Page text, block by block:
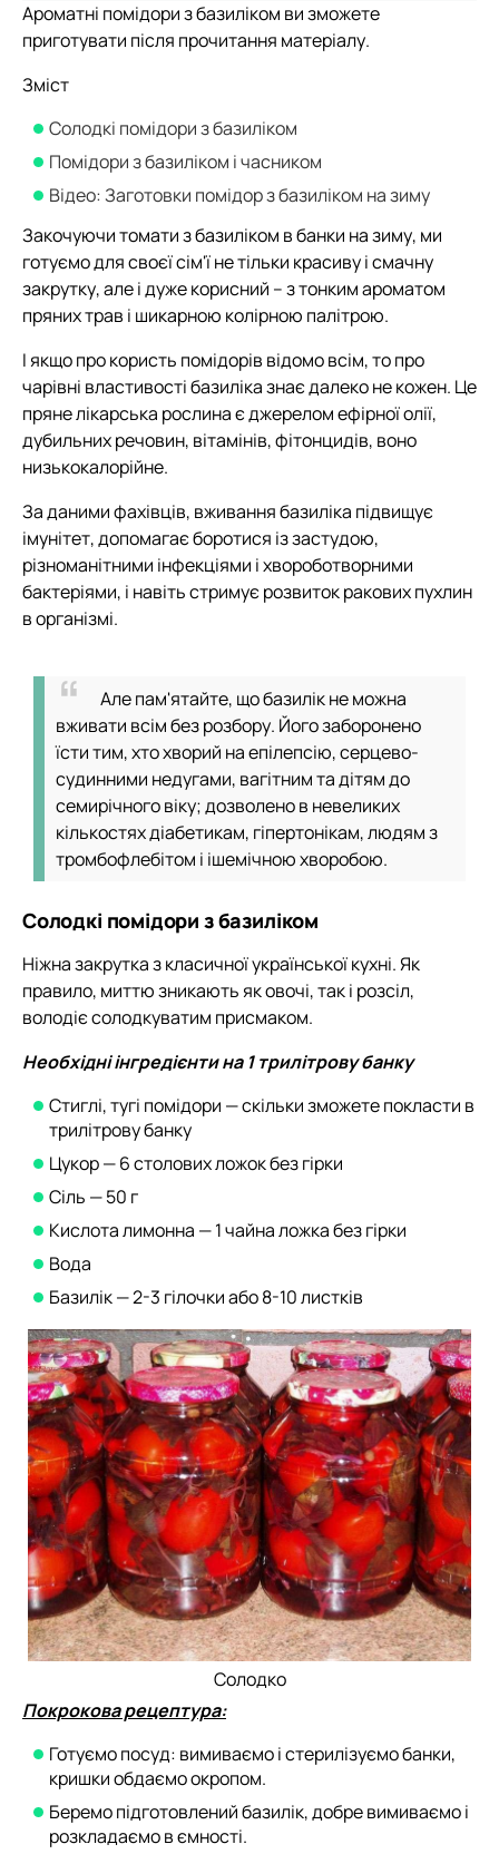
Ароматні помідори з базиліком ви зможете
приготувати після прочитання матеріалу.
Зміст
Солодкі помідори з базиліком
Помідори з базиліком і часником
Відео: Заготовки помідор з базиліком на зиму
Закочуючи томати з базиліком в банки на зиму, ми
готуємо для своєї сім'ї не тільки красиву і смачну
закрутку, але і дуже корисний – з тонким ароматом
пряних трав і шикарною колірною палітрою.
І якщо про користь помідорів відомо всім, то про
чарівні властивості базиліка знає далеко не кожен. Це
пряне лікарська рослина є джерелом ефірної олії,
дубильних речовин, вітамінів, фітонцидів, воно
низькокалорійне.
За даними фахівців, вживання базиліка підвищує
імунітет, допомагає боротися із застудою,
різноманітними інфекціями і хвороботворними
бактеріями, і навіть стримує розвиток ракових пухлин
в організмі.
Але пам'ятайте, що базилік не можна
вживати всім без розбору. Його заборонено
їсти тим, хто хворий на епілепсію, серцево-
судинними недугами, вагітним та дітям до
семирічного віку; дозволено в невеликих
кількостях діабетикам, гіпертонікам, людям з
тромбофлебітом і ішемічною хворобою.
Солодкі помідори з базиліком
Ніжна закрутка з класичної української кухні. Як
правило, миттю зникають як овочі, так і розсіл,
володіє солодкуватим присмаком.
Необхідні інгредієнти на 1 трилітрову банку
Стиглі, тугі помідори — скільки зможете покласти в
трилітрову банку
Цукор — 6 столових ложок без гірки
Сіль — 50 г
Кислота лимонна — 1 чайна ложка без гірки
Вода
Базилік — 2-3 гілочки або 8-10 листків
Солодко
Покрокова рецептура:
Готуємо посуд: вимиваємо і стерилізуємо банки,
кришки обдаємо окропом.
Беремо підготовлений базилік, добре вимиваємо і
розкладаємо в ємності.